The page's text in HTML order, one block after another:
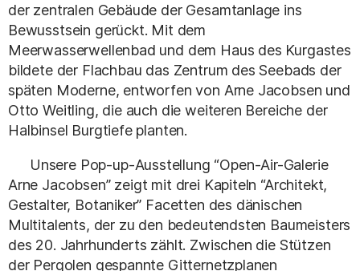
der zentralen Gebäude der Gesamtanlage ins
Bewusstsein gerückt. Mit dem
Meerwasserwellenbad und dem Haus des Kurgastes
bildete der Flachbau das Zentrum des Seebads der
späten Moderne, entworfen von Arne Jacobsen und
Otto Weitling, die auch die weiteren Bereiche der
Halbinsel Burgtiefe planten.
Unsere Pop-up-Ausstellung “Open-Air-Galerie
Arne Jacobsen” zeigt mit drei Kapiteln “Architekt,
Gestalter, Botaniker” Facetten des dänischen
Multitalents, der zu den bedeutendsten Baumeisters
des 20. Jahrhunderts zählt. Zwischen die Stützen
der Pergolen gespannte Gitternetzplanen